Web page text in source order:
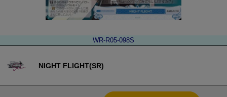
WR-R05-098S
NIGHT FLIGHT(SR)